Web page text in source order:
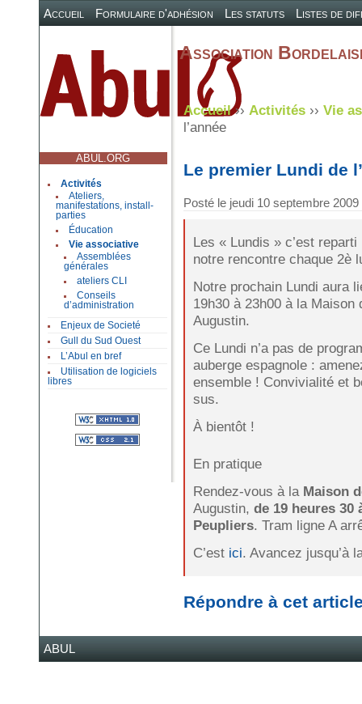
Accueil Formulaire d'adhésion Les statuts Listes de
ABUL.ORG
Activités
Ateliers,
manifestations, install-
parties
Éducation
Vie associative
Assemblées
générales
ateliers CLI
Conseils
d’administration
Enjeux de Societé
Gull du Sud Ouest
L’Abul en bref
Utilisation de logiciels
libres
Association
Accueil›› Activités›› Vie
l’année
Le premier Lundi de
Posté le jeudi 10 septembre 2009
Les « Lundis » c’est
notre rencontre chaque 2è
Notre prochain Lundi aura
19h30 à 23h00 à la
Augustin.
Ce Lundi n’a pas de
auberge espagnole :
ensemble ! Convivialité et
sus.
À bientôt !
En pratique
Rendez-vous à la Maison
Augustin, de 19 heures 30
Peupliers. Tram ligne A
C’est ici. Avancez jusqu’à
Répondre à cet
ABUL